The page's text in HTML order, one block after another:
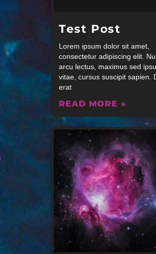
Test Post
Lorem ipsum dolor sit amet,
consectetur adipiscing elit.
arcu lectus, maximus sed
vitae, cursus suscipit sapien.
erat
READ MORE »